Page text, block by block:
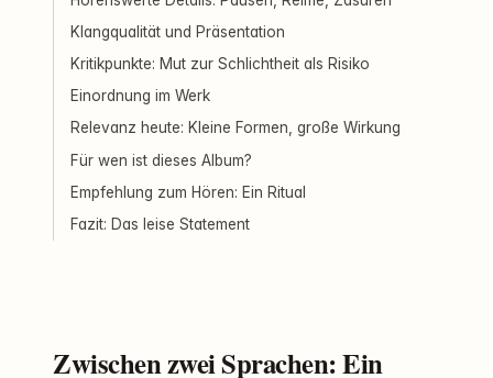
Klangqualität und Präsentation
Kritikpunkte: Mut zur Schlichtheit als Risiko
Einordnung im Werk
Relevanz heute: Kleine Formen, große Wirkung
Für wen ist dieses Album?
Empfehlung zum Hören: Ein Ritual
Fazit: Das leise Statement
Zwischen zwei Sprachen: Ein